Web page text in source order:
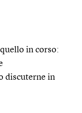
in corso:
discuterne in